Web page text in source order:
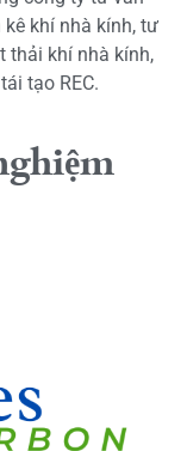
khí nhà kính, tư
thải khí nhà kính,
tạo REC.